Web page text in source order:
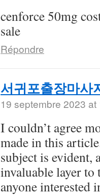
cenforce 50mg
sale
Répondre
서귀포출장마사
19 septembre 2023 at
I couldn’t agree
made in this
subject is evident,
invaluable layer to
anyone interested